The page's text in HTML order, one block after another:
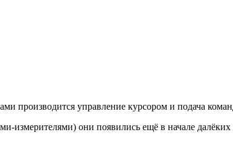
производится управление курсором и подача
измерителями) они появились ещё в начале далёких